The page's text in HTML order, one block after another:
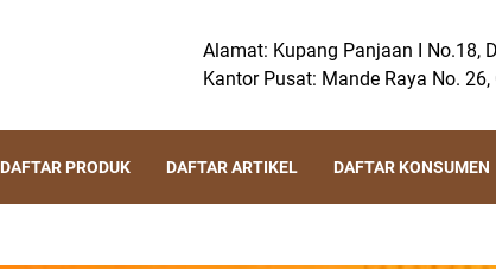
Alamat: Kupang Panjaan I No.18,
Kantor Pusat: Mande Raya No.
DAFTAR PRODUK DAFTAR ARTIKEL DAFTAR KONSUMEN